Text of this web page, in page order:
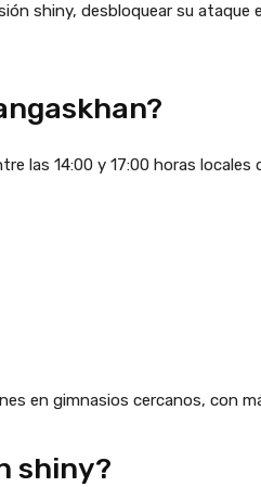
shiny, desbloquear su
las 14:00 y 17:00 horas locales
en gimnasios cercanos, con
shiny?